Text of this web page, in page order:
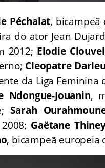
Péchalat, bicampeã
do ator Jean
2012; Elodie Clouvel
Cleopatre
da Liga Feminina
Ndongue-Jouanin,
Sarah
Gaëtane
, bicampeã europeia